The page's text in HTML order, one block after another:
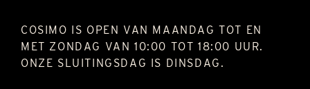
COSIMO IS OPEN VAN MAANDAG TOT EN
MET ZONDAG VAN 10:00 TOT 18:00 UUR.
ONZE SLUITINGSDAG IS DINSDAG.